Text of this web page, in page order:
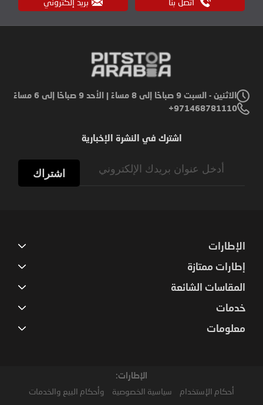
الاثنين - السبت 9 صباحًا إلى 8 مساءً | الأحد 9 صباحًا إلى 6 مساءً
971468781110+
اشترك في النشرة الإخبارية
اشتراك
الإطارات
إطارات ممتازة
المقاسات الشائعة
خدمات
معلومات
الإطارات:
أحكام الإستخدام سياسية الخصوصية وأحكام البيع والخدمات